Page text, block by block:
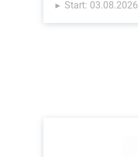
Start: 03.08.2026